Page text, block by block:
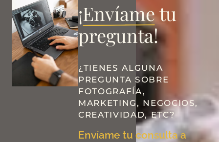
¡Envíametu
pregunta!
¿TIENES ALGUNA
PREGUNTA SOBRE
FOTOGRAFÍA,
MARKETING, NEGOCIOS,
CREATIVIDAD, ETC?
Envíame tu consulta a